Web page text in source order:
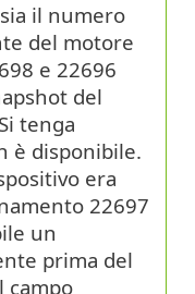
il numero
del motore
e 22696
del
tenga
è disponibile.
era
22697
un
prima del
campo